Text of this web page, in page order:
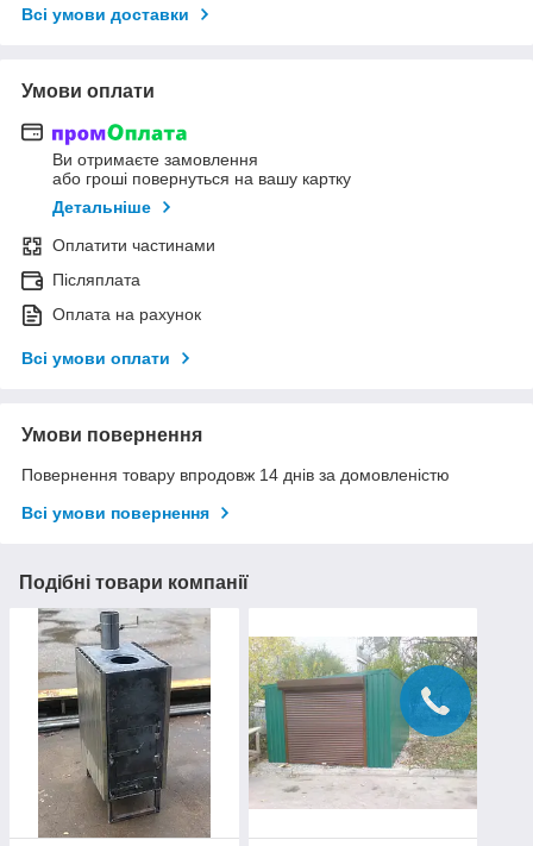
Всі умови доставки
Умови оплати
Ви отримаєте замовлення
або гроші повернуться на вашу картку
Детальніше
Оплатити частинами
Післяплата
Оплата на рахунок
Всі умови оплати
Умови повернення
Повернення товару впродовж 14 днів за домовленістю
Всі умови повернення
Подібні товари компанії